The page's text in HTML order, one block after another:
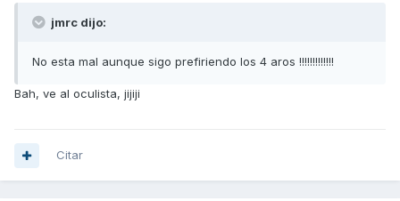
jmrc dijo:
No esta mal aunque sigo prefiriendo los 4 aros !!!!!!!!!!!!!
Bah, ve al oculista, jijiji
Citar